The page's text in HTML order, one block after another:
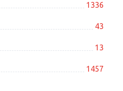
1336
43
13
1457